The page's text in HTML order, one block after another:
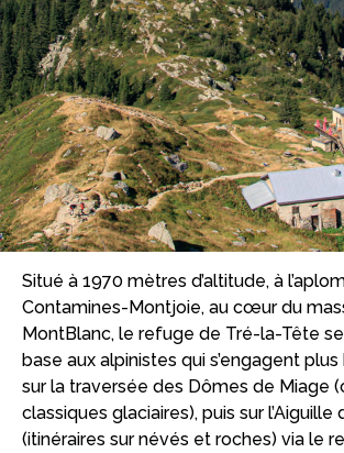
Situé à 1970 mètres d’altitude, à
Contamines-Montjoie, au cœur du
MontBlanc, le refuge de Tré-la-Tête
base aux alpinistes qui s’engagent plus
sur la traversée des Dômes de Miage
classiques glaciaires), puis sur l’Aiguille
(itinéraires sur névés et roches) via le